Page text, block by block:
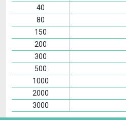
40
80
150
200
300
500
1000
2000
3000